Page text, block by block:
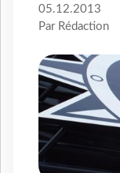
05.12.2013
Par Rédaction